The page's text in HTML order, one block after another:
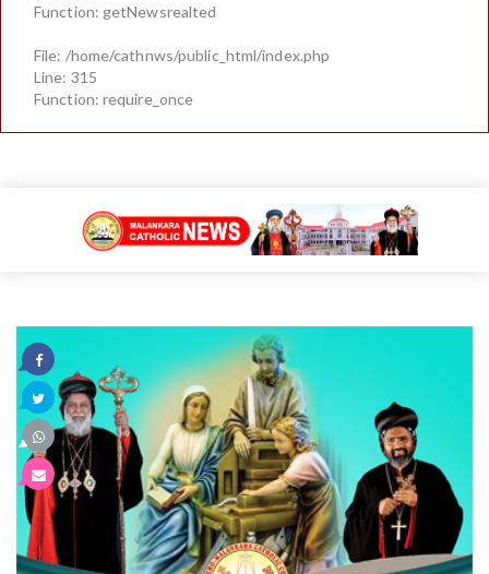
Function: getNewsrealted
File: /home/cathnws/public_html/index.php
Line: 315
Function: require_once